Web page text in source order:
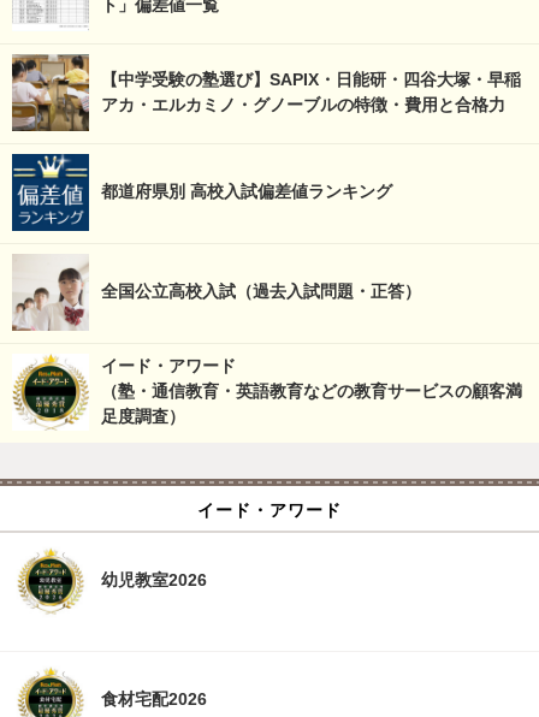
ト」偏差値一覧
【中学受験の塾選び】SAPIX・日能研・四谷大塚・早稲
アカ・エルカミノ・グノーブルの特徴・費用と合格力
都道府県別 高校入試偏差値ランキング
全国公立高校入試（過去入試問題・正答）
イード・アワード
（塾・通信教育・英語教育などの教育サービスの顧客満
足度調査）
イード・アワード
幼児教室2026
食材宅配2026